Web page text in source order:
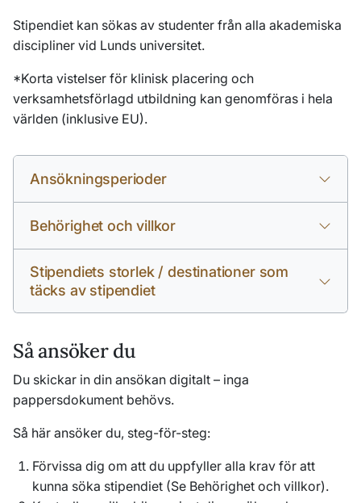
Stipendiet kan sökas av studenter från alla akademiska
discipliner vid Lunds universitet.
*Korta vistelser för klinisk placering och
verksamhetsförlagd utbildning kan genomföras i hela
världen (inklusive EU).
Ansökningsperioder
Behörighet och villkor
Stipendiets storlek / destinationer som
täcks av stipendiet
Så ansöker du
Du skickar in din ansökan digitalt – inga
pappersdokument behövs.
Så här ansöker du, steg-för-steg:
Förvissa dig om att du uppfyller alla krav för att
kunna söka stipendiet (Se Behörighet och villkor).